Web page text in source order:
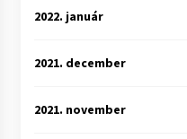
2022. január
2021. december
2021. november